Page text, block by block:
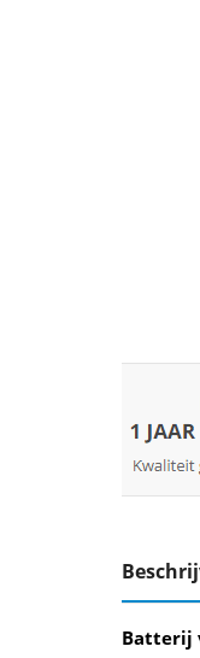
Batterij